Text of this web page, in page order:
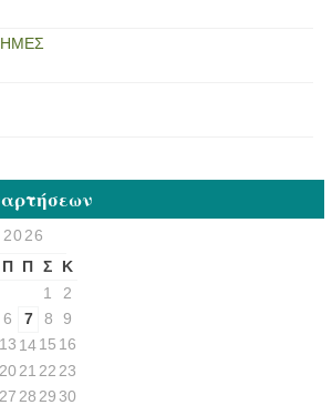
Π Π Σ
Κ
1
2
6 7 8
9
13 1415 16
20 21 22 23
27 28 29 30